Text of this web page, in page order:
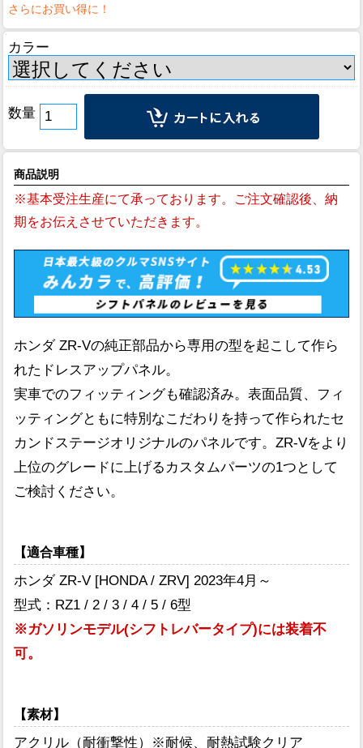
カラー
数量
商品説明
※基本受注生産にて承っております。ご注文確認後、納
期をお伝えさせていただきます。
ホンダ ZR-Vの純正部品から専用の型を起こして作ら
れたドレスアップパネル。
実車でのフィッティングも確認済み。表面品質、フィ
ッティングともに特別なこだわりを持って作られたセ
カンドステージオリジナルのパネルです。ZR-Vをより
上位のグレードに上げるカスタムパーツの1つとして
ご検討ください。
【適合車種】
ホンダ ZR-V [HONDA / ZRV] 2023年4月～
型式：RZ1 / 2 / 3 / 4 / 5 / 6型
※ガソリンモデル(シフトレバータイプ)には装着不
可。
【素材】
アクリル（耐衝撃性）※耐候、耐熱試験クリア